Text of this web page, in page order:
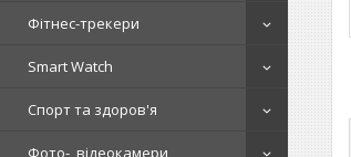
Фітнес-трекери
Smart Watch
Спорт та здоров'я
Фото-, відеокамери